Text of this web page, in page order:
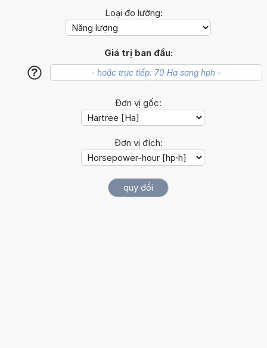
Loại đo lường:
Giá trị ban đầu:
?
Đơn vị gốc:
Đơn vị đích: